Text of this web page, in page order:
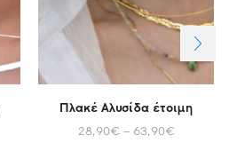
Πλακέ Αλυσίδα έτοιμη
28,90€ – 63,90€